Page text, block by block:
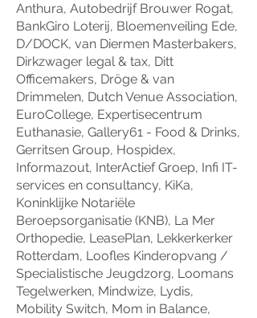
Anthura, Autobedrijf Brouwer Rogat,
BankGiro Loterij, Bloemenveiling Ede,
D/DOCK, van Diermen Masterbakers,
Dirkzwager legal & tax, Ditt
Officemakers, Dröge & van
Drimmelen, Dutch Venue Association,
EuroCollege, Expertisecentrum
Euthanasie, Gallery61 - Food & Drinks,
Gerritsen Group, Hospidex,
Informazout, InterActief Groep, Infi IT-
services en consultancy, KiKa,
Koninklijke Notariële
Beroepsorganisatie (KNB), La Mer
Orthopedie, LeasePlan, Lekkerkerker
Rotterdam, Loofles Kinderopvang /
Specialistische Jeugdzorg, Loomans
Tegelwerken, Mindwize, Lydis,
Mobility Switch, Mom in Balance,